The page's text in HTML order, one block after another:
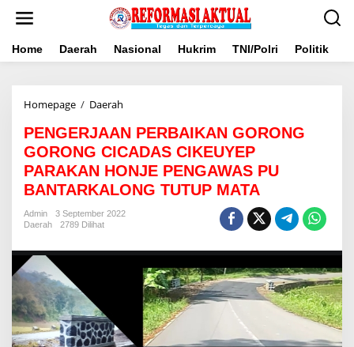
Home Daerah Nasional Hukrim TNI/Polri Politik
Homepage / Daerah
GORONG
GORONG
CICADAS
CIKEUYEP
PARAKAN
PENGAWAS
MATA
PENGERJAAN PERBAIKAN GORONG
GORONG CICADAS CIKEUYEP
PARAKAN HONJE PENGAWAS PU
BANTARKALONG TUTUP MATA
Admin
3 September 2022
Daerah
2789 Dilihat